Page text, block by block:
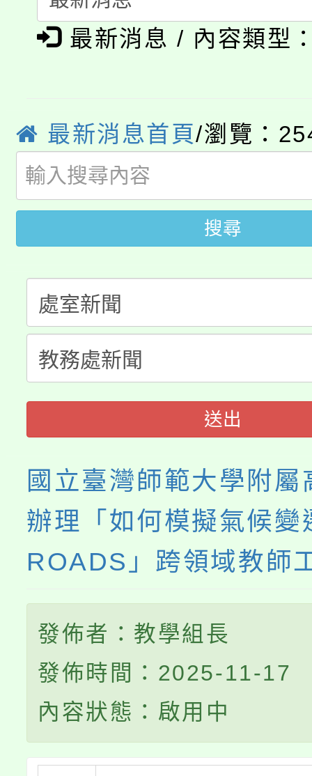
程
「本色祭」8/29、30在
局官網。
8月14至27日，桃園電
開!
115年桃園市運動會8/
田徑場及游泳池舉行。
桃園市低收入戶享有免
視費優惠，中低收入戶
半價優惠，詳情可洽有
者。
大園自造教育及科技
份教師增能研習
份教師研習
淨零綠生活教案入校路
會
115年食農教育專業人
程
最新消息 / 內容類型
最新消息首頁/瀏覽：
搜尋
送出
國立臺灣師範大學附屬
辦理「如何模擬氣候
ROADS」跨領域教師
發佈者：教學組長
發佈時間：2025-11-17
內容狀態：啟用中